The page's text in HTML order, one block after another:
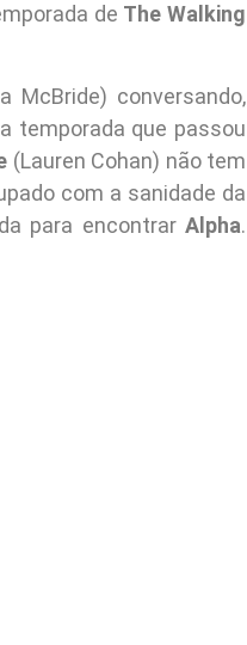
de The Walking
McBride) conversando,
temporada que passou
(Lauren Cohan) não tem
com a sanidade da
para encontrar Alpha.